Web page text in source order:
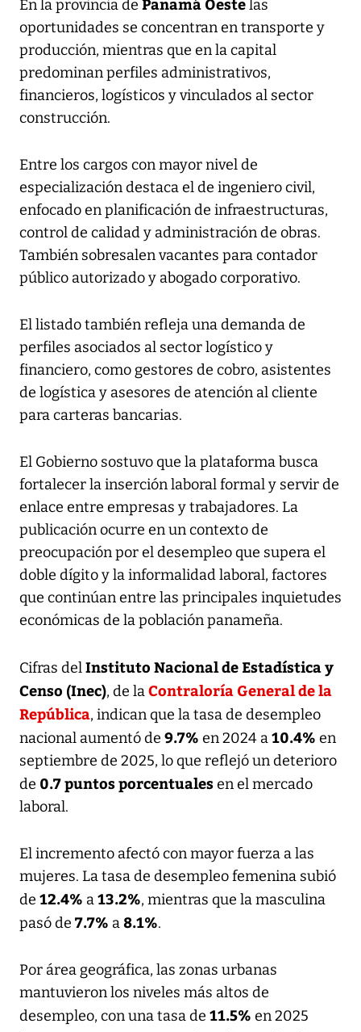
En la provincia de
las
oportunidades se concentran en transporte y
producción, mientras que en la capital
predominan perfiles administrativos,
financieros, logísticos y vinculados al sector
construcción.
Entre los cargos con mayor nivel de
especialización destaca el de ingeniero civil,
enfocado en planificación de infraestructuras,
control de calidad y administración de obras.
También sobresalen vacantes para contador
público autorizado y abogado corporativo.
El listado también refleja una demanda de
perfiles asociados al sector logístico y
financiero, como gestores de cobro, asistentes
de logística y asesores de atención al cliente
para carteras bancarias.
El Gobierno sostuvo que la plataforma busca
fortalecer la inserción laboral formal y servir de
enlace entre empresas y trabajadores. La
publicación ocurre en un contexto de
preocupación por el desempleo que supera el
doble dígito y la informalidad laboral, factores
que continúan entre las principales inquietudes
económicas de la población panameña.
Cifras delInstituto Nacional de Estadística y
Censo (Inec), de laContraloría General de la
República, indican que la tasa de desempleo
nacional aumentó de 9.7% en 2024 a10.4% en
septiembre de 2025, lo que reflejó un deterioro
de 0.7 puntos porcentualesen el mercado
laboral.
El incremento afectó con mayor fuerza a las
mujeres. La tasa de desempleo femenina subió
de 12.4% a13.2%, mientras que la masculina
pasó de 7.7% a8.1%.
Por área geográfica, las zonas urbanas
mantuvieron los niveles más altos de
desempleo, con una tasa de 11.5% en 2025